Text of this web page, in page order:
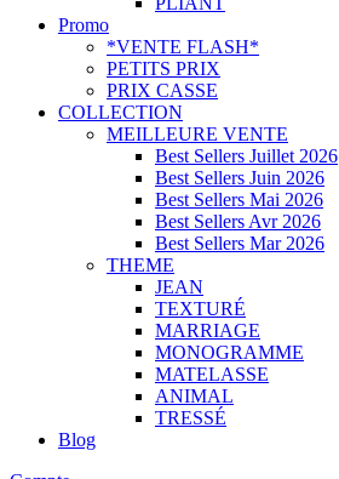
Promo
*VENTE FLASH*
PETITS PRIX
PRIX CASSE
COLLECTION
MEILLEURE VENTE
Best Sellers Juillet 2026
Best Sellers Juin 2026
Best Sellers Mai 2026
Best Sellers Avr 2026
Best Sellers Mar 2026
THEME
JEAN
TEXTURÉ
MARRIAGE
MONOGRAMME
MATELASSE
ANIMAL
TRESSÉ
Blog